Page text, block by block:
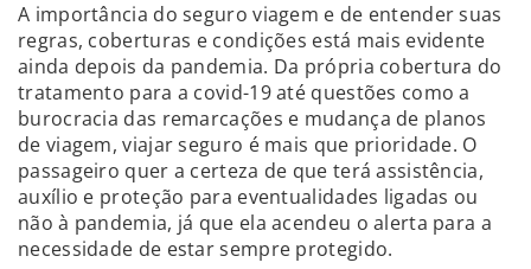
A importância do seguro viagem e de entender suas
regras, coberturas e condições está mais evidente
ainda depois da pandemia. Da própria cobertura do
tratamento para a covid-19 até questões como a
burocracia das remarcações e mudança de planos
de viagem, viajar seguro é mais que prioridade. O
passageiro quer a certeza de que terá assistência,
auxílio e proteção para eventualidades ligadas ou
não à pandemia, já que ela acendeu o alerta para a
necessidade de estar sempre protegido.